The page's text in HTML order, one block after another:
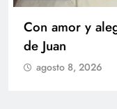
Con amor y
de Juan
agosto 8, 2026